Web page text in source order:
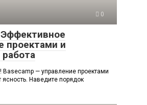
0
проектами и
Basecamp — управление проектами
ясность. Наведите порядок